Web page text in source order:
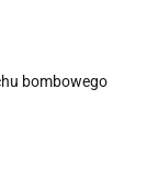
bombowego